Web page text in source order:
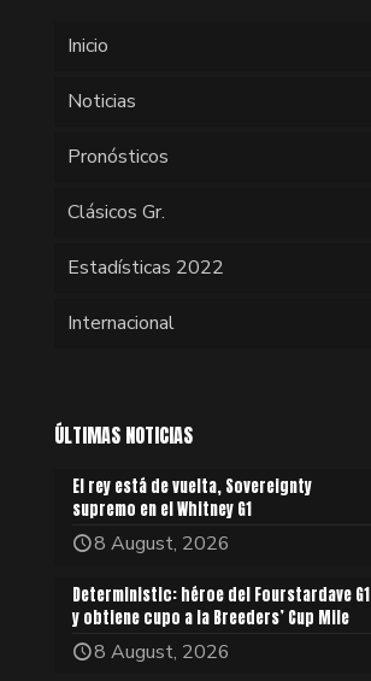
Inicio
Noticias
Pronósticos
Clásicos Gr.
Estadísticas 2022
Internacional
ÚLTIMAS NOTICIAS
El rey está de vuelta, Sovereignty
supremo en el Whitney G1
8 August, 2026
Deterministic: héroe del Fourstardave G1
y obtiene cupo a la Breeders’ Cup Mile
8 August, 2026